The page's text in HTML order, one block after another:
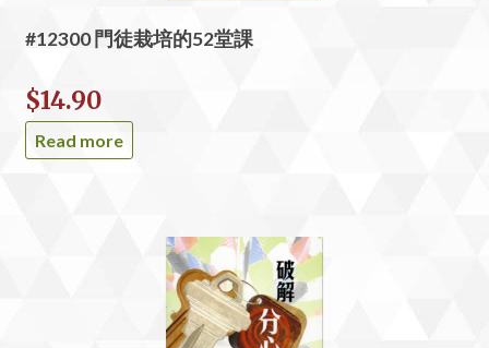
#12300 門徒栽培的52堂課
$14.90
Read more